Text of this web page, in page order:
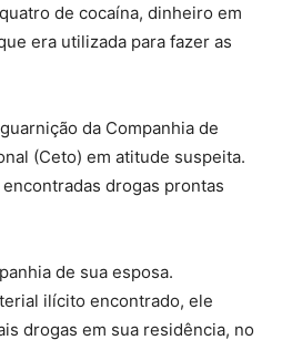
de cocaína, dinheiro em
era utilizada para fazer as
da Companhia de
(Ceto) em atitude suspeita.
drogas prontas
de sua esposa.
ilícito encontrado, ele
drogas em sua residência, no